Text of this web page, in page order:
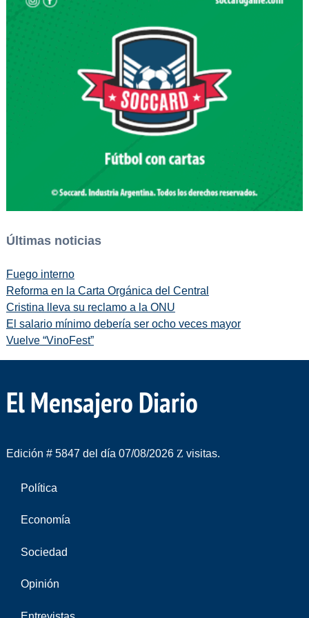
Últimas noticias
Fuego interno
Reforma en la Carta Orgánica del Central
Cristina lleva su reclamo a la ONU
El salario mínimo debería ser ocho veces mayor
Vuelve “VinoFest”
El Mensajero Diario
Edición # 5847 del día 07/08/2026 visitas.
Política
Economía
Sociedad
Opinión